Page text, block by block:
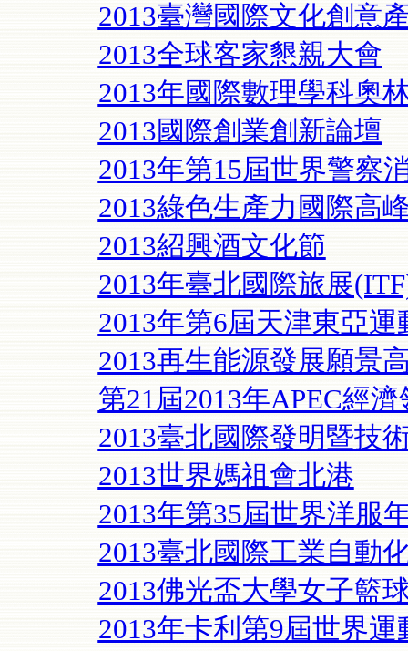
2013臺灣國際文化創意
2013全球客家懇親大會
2013年國際數理學科奧
2013國際創業創新論壇
2013年第15屆世界警察
2013綠色生產力國際高
2013紹興酒文化節
2013年臺北國際旅展
2013年第6屆天津東亞運
2013再生能源發展願景
第21屆2013年APEC經
2013臺北國際發明暨技
2013世界媽祖會北港
2013年第35屆世界洋服
2013臺北國際工業自動
2013佛光盃大學女子籃
2013年卡利第9屆世界運